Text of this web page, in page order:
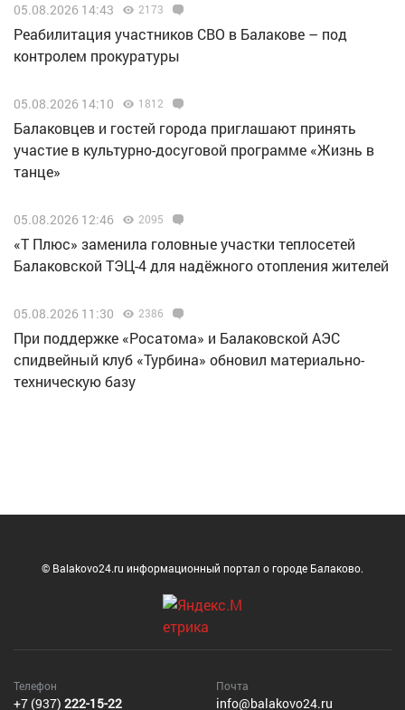
05.08.2026 14:43 2173
Реабилитация участников СВО в Балакове – под
контролем прокуратуры
05.08.2026 14:10 1812
Балаковцев и гостей города приглашают принять
участие в культурно-досуговой программе «Жизнь в
танце»
05.08.2026 12:46 2095
«Т Плюс» заменила головные участки теплосетей
Балаковской ТЭЦ-4 для надёжного отопления жителей
05.08.2026 11:30 2386
При поддержке «Росатома» и Балаковской АЭС
спидвейный клуб «Турбина» обновил материально-
техническую базу
© Balakovo24.ru информационный портал о городе Балаково.
Телефон
+7 (937) 222-15-22
Почта
info@balakovo24.ru